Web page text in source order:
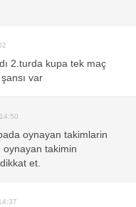
2.turda kupa tek maç
var
oynayan takimlarin
takimin
et.